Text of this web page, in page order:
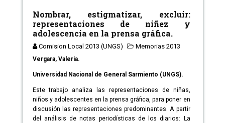
Nombrar, estigmatizar, excluir:
representaciones de niñez y
adolescencia en la prensa gráfica.
Comision Local 2013 (UNGS) Memorias 2013
Vergara, Valeria.
Universidad Nacional de General Sarmiento (UNGS).
Este trabajo analiza las representaciones de niñas,
niños y adolescentes en la prensa gráfica, para poner en
discusión las representaciones predominantes. A partir
del análisis de notas periodísticas de los diarios: La